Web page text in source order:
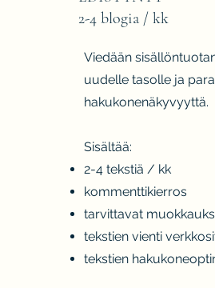
2-4 blogia / kk
Viedään
uudelle tasolle ja
hakukonenäkyvyyttä.
Sisältää:
2-4 tekstiä / kk
kommenttikierros
tarvittavat
tekstien vienti
tekstien